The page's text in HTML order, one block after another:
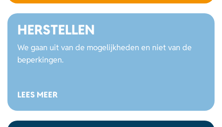
HERSTELLEN
We gaan uit van de mogelijkheden en niet van de
beperkingen.
LEES MEER